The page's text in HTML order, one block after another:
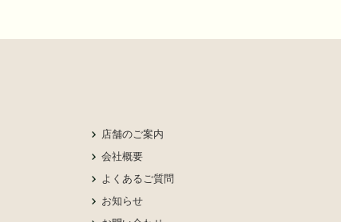
店舗のご案内
会社概要
よくあるご質問
お知らせ